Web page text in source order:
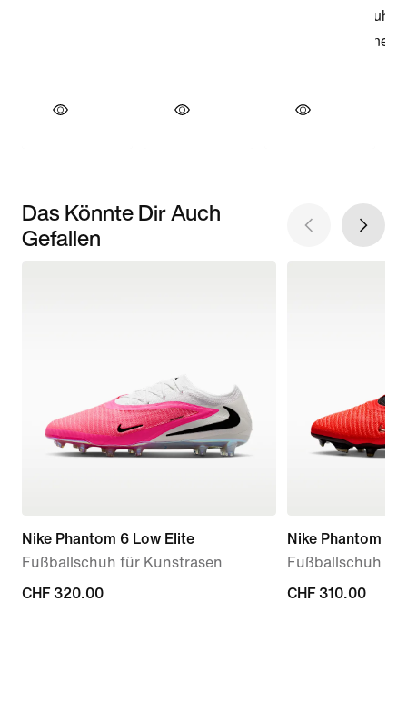
Das Könnte Dir Auch
Gefallen
Nike Phantom 6 Low Elite
Fußballschuh für Kunstrasen
CHF 320.00
CHF 320.00
Nike Phantom 6
Fußballschuh
CHF 310.00
CHF 310.00